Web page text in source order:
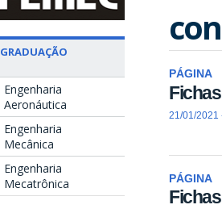
GRADUAÇÃO
Engenharia
Aeronáutica
Engenharia
Mecânica
Engenharia
Mecatrônica
PÁGINA
21/01/2021
PÁGINA